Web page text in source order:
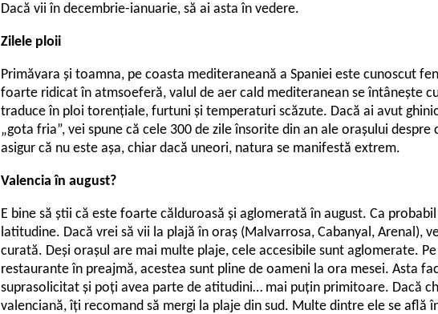
Dacă vii în decembrie-ianuarie, să ai asta în vedere.
Zilele ploii
Primăvara și toamna, pe coasta mediteraneană a Spaniei este cunoscut
foarte ridicat în atmsoeferă, valul de aer cald mediteranean se întânește
traduce în ploi torențiale, furtuni și temperaturi scăzute. Dacă ai avut
„gota fria”, vei spune că cele 300 de zile însorite din an ale orașului
asigur că nu este așa, chiar dacă uneori, natura se manifestă extrem.
Valencia în august?
E bine să știi că este foarte călduroasă și aglomerată în august. Ca
latitudine. Dacă vrei să vii la plajă în oraș (Malvarrosa, Cabanyal, Arenal),
curată. Deși orașul are mai multe plaje, cele accesibile sunt aglomerate.
restaurante în preajmă, acestea sunt pline de oameni la ora mesei. Asta
suprasolicitat și poți avea parte de atitudini… mai puțin primitoare. Dacă
valenciană, îți recomand să mergi la plaje din sud. Multe dintre ele se află